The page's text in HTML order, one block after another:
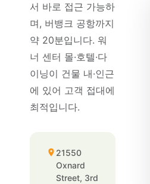
서 바로 접근 가능하
며, 버뱅크 공항까지
약 20분입니다. 워
너 센터 몰·호텔·다
이닝이 건물 내·인근
에 있어 고객 접대에
최적입니다.
21550
Oxnard
Street, 3rd